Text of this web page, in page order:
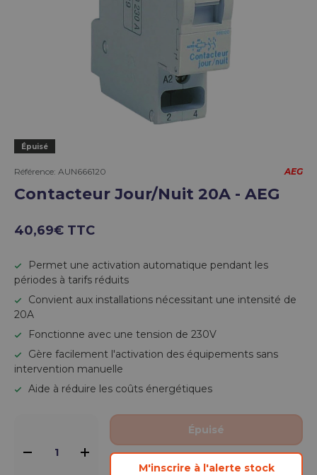
Épuisé
Référence: AUN666120 AEG
Contacteur Jour/Nuit 20A - AEG
40,69€ TTC
Permet une activation automatique pendant les
périodes à tarifs réduits
Convient aux installations nécessitant une intensité de
20A
Fonctionne avec une tension de 230V
Gère facilement l'activation des équipements sans
intervention manuelle
Aide à réduire les coûts énergétiques
- +
Épuisé
M'inscrire à l'alerte stock